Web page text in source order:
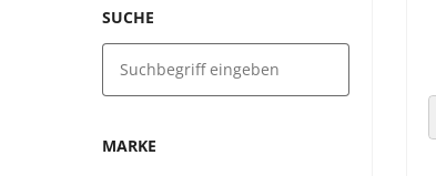
SUCHE
MARKE